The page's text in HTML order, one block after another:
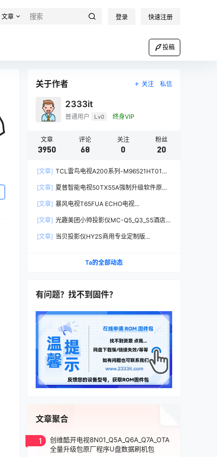
文章 登录 快速注册
投稿
关于作者 关注 私信
2333it
普通用户 Lv0 终身VIP
文章
3950
评论
68
关注
0
粉丝
20
[文章] TCL雷鸟电视A200系列-M96521HT01强
数据刷机包
[文章] 夏普智能电视50TX55A强制升级软件原厂
[文章] 暴风电视T65FUA ECHO电视
系统刷机固件升级包
[文章] 光趣美团小帅投影仪MC-Q5_Q3_S5酒店
[文章] 当贝投影仪HY2S商用专业定制版
Ta的全部动态
有问题？找不到固件？
文章聚合
1
创维酷开电视8N01_Q5A_Q6A_Q7A_OTA
全量升级包原厂程序U盘数据刷机包